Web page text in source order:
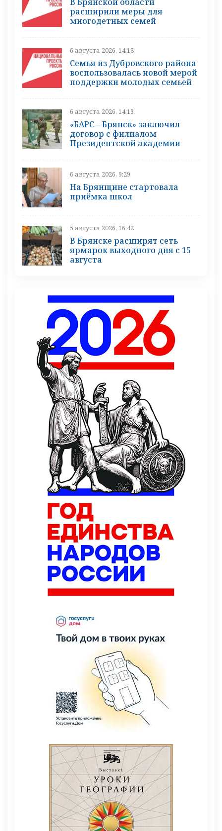
расширили меры для
многодетных семей
6 августа 2026, 14:18
Семья из Дубровского района
воспользовалась новой мерой
поддержки молодых семьей
6 августа 2026, 14:13
«БАРС – Брянск» заключил
договор с филиалом
Президентской академии
6 августа 2026, 9:29
На Брянщине стартовала
приёмка школ
5 августа 2026, 16:42
В Брянске расширят сеть
ярмарок выходного дня с 15
августа